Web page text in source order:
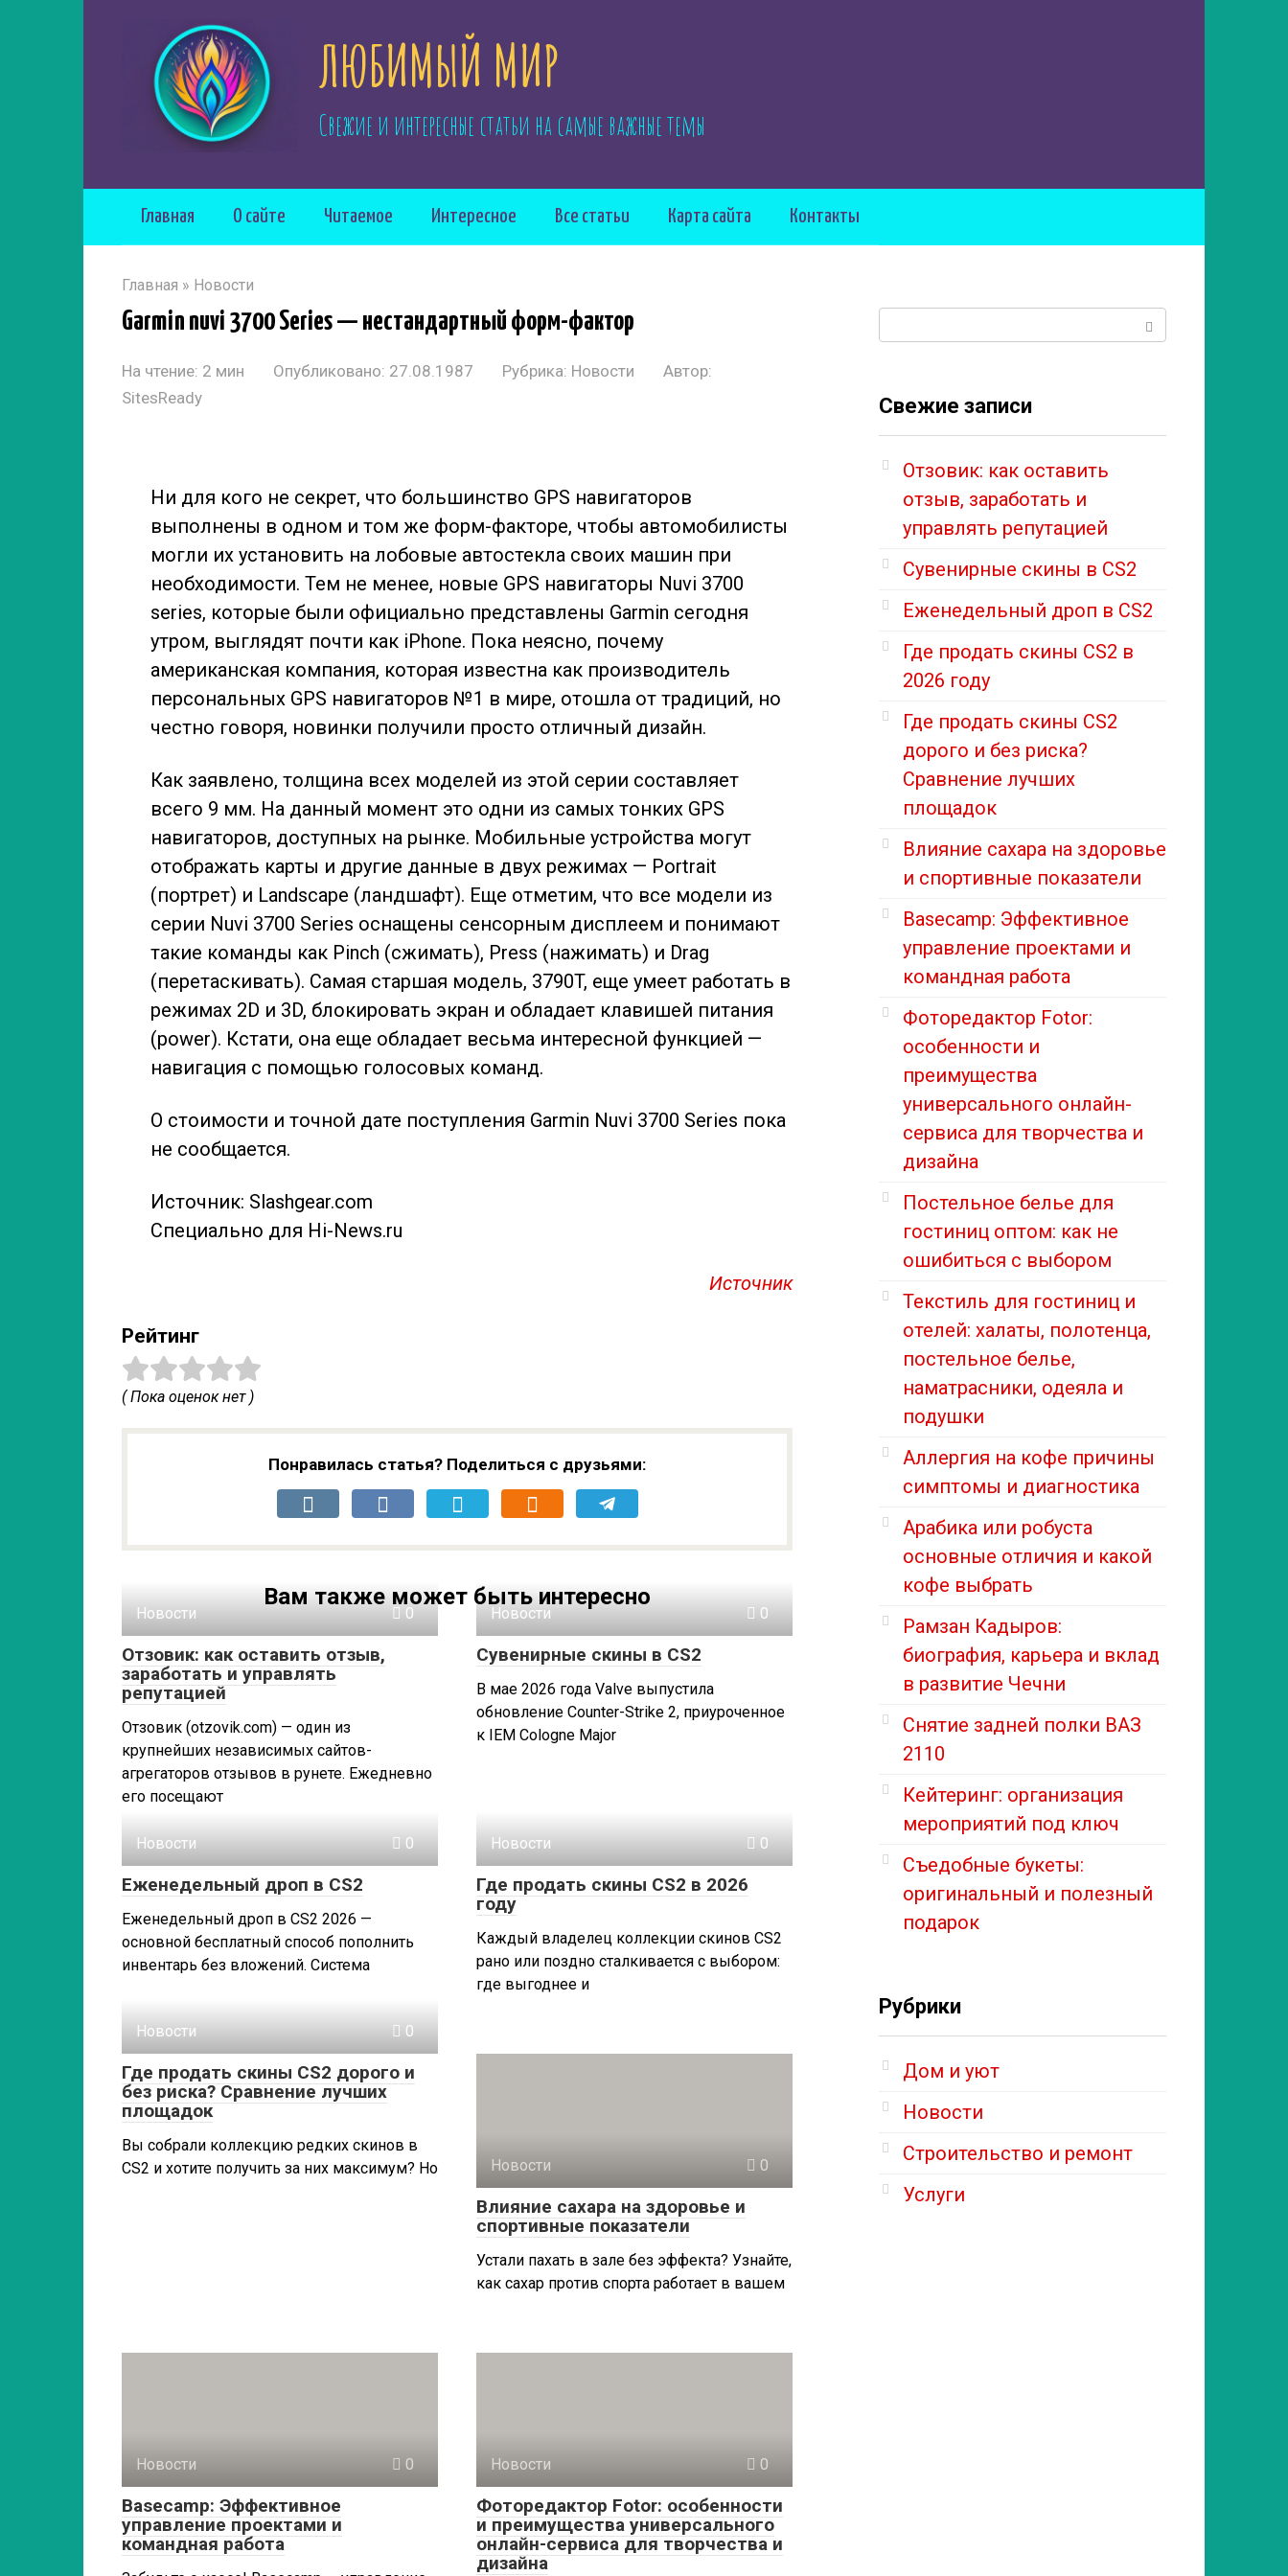
ЛЮБИМЫЙ МИР
Свежие и интересные статьи на самые важные темы
Главная О сайте Читаемое Интересное Все статьи Карта сайта Контакты
Главная » Новости
Garmin nuvi 3700 Series — нестандартный форм-фактор
На чтение: 2 мин Опубликовано: 27.08.1987 Рубрика: Новости
Автор:
SitesReady
Ни для кого не секрет, что большинство GPS навигаторов
выполнены в одном и том же форм-факторе, чтобы автомобилисты
могли их установить на лобовые автостекла своих машин при
необходимости. Тем не менее, новые GPS навигаторы Nuvi 3700
series, которые были официально представлены Garmin сегодня
утром, выглядят почти как iPhone. Пока неясно, почему
американская компания, которая известна как производитель
персональных GPS навигаторов №1 в мире, отошла от традиций, но
честно говоря, новинки получили просто отличный дизайн.
Как заявлено, толщина всех моделей из этой серии составляет
всего 9 мм. На данный момент это одни из самых тонких GPS
навигаторов, доступных на рынке. Мобильные устройства могут
отображать карты и другие данные в двух режимах — Portrait
(портрет) и Landscape (ландшафт). Еще отметим, что все модели из
серии Nuvi 3700 Series оснащены сенсорным дисплеем и понимают
такие команды как Pinch (сжимать), Press (нажимать) и Drag
(перетаскивать). Самая старшая модель, 3790T, еще умеет работать в
режимах 2D и 3D, блокировать экран и обладает клавишей питания
(power). Кстати, она еще обладает весьма интересной функцией —
навигация с помощью голосовых команд.
О стоимости и точной дате поступления Garmin Nuvi 3700 Series пока
не сообщается.
Источник: Slashgear.com
Специально для Hi-News.ru
Источник
Рейтинг
( Пока оценок нет )
Понравилась статья? Поделиться с друзьями:
Вам также может быть интересно
Новости 0
Отзовик: как оставить отзыв,
заработать и управлять
репутацией
Отзовик (otzovik.com) — один из
крупнейших независимых сайтов-
агрегаторов отзывов в рунете. Ежедневно
его посещают
Новости 0
Сувенирные скины в CS2
В мае 2026 года Valve выпустила
обновление Counter-Strike 2, приуроченное
к IEM Cologne Major
Новости 0
Еженедельный дроп в CS2
Еженедельный дроп в CS2 2026 —
основной бесплатный способ пополнить
инвентарь без вложений. Система
Новости 0
Где продать скины CS2 в 2026
году
Каждый владелец коллекции скинов CS2
рано или поздно сталкивается с выбором:
где выгоднее и
Новости 0
Где продать скины CS2 дорого и
без риска? Сравнение лучших
площадок
Вы собрали коллекцию редких скинов в
CS2 и хотите получить за них максимум? Но
Новости 0
Влияние сахара на здоровье и
спортивные показатели
Устали пахать в зале без эффекта? Узнайте,
как сахар против спорта работает в вашем
Новости 0
Basecamp: Эффективное
управление проектами и
командная работа
Новости 0
Фоторедактор Fotor: особенности
и преимущества универсального
онлайн-сервиса для творчества и
дизайна
Свежие записи
Отзовик: как оставить
отзыв, заработать и
управлять репутацией
Сувенирные скины в CS2
Еженедельный дроп в CS2
Где продать скины CS2 в
2026 году
Где продать скины CS2
дорого и без риска?
Сравнение лучших
площадок
Влияние сахара на здоровье
и спортивные показатели
Basecamp: Эффективное
управление проектами и
командная работа
Фоторедактор Fotor:
особенности и
преимущества
универсального онлайн-
сервиса для творчества и
дизайна
Постельное белье для
гостиниц оптом: как не
ошибиться с выбором
Текстиль для гостиниц и
отелей: халаты, полотенца,
постельное белье,
наматрасники, одеяла и
подушки
Аллергия на кофе причины
симптомы и диагностика
Арабика или робуста
основные отличия и какой
кофе выбрать
Рамзан Кадыров:
биография, карьера и вклад
в развитие Чечни
Снятие задней полки ВАЗ
2110
Кейтеринг: организация
мероприятий под ключ
Съедобные букеты:
оригинальный и полезный
подарок
Рубрики
Дом и уют
Новости
Строительство и ремонт
Услуги